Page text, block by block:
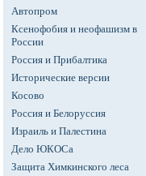
Автопром
Ксенофобия и неофашизм в
России
Россия и Прибалтика
Исторические версии
Косово
Россия и Белоруссия
Израиль и Палестина
Дело ЮКОСа
Защита Химкинского леса